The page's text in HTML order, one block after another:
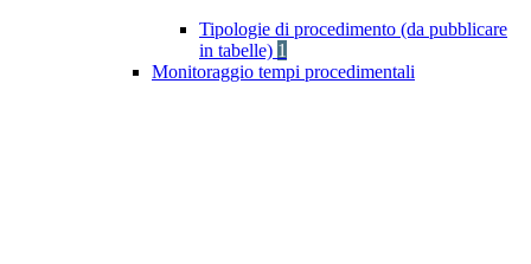
Tipologie di procedimento (da pubblicare
in tabelle) 1
Monitoraggio tempi procedimentali